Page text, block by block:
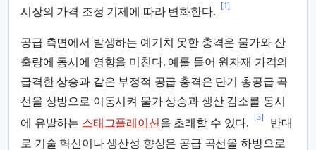
시장의 가격 조정 기제에 따라 변화한다.
[1]
공급 측면에서 발생하는 예기치 못한 충격은 물가와 산
출량에 동시에 영향을 미친다. 예를 들어 원자재 가격의
급격한 상승과 같은 부정적 공급 충격은 단기 총공급 곡
선을 상방으로 이동시켜 물가 상승과 생산 감소를 동시
에 유발하는 스태그플레이션을 초래할 수 있다.
[3]
반대
로 기술 혁신이나 생산성 향상은 공급 곡선을 하방으로